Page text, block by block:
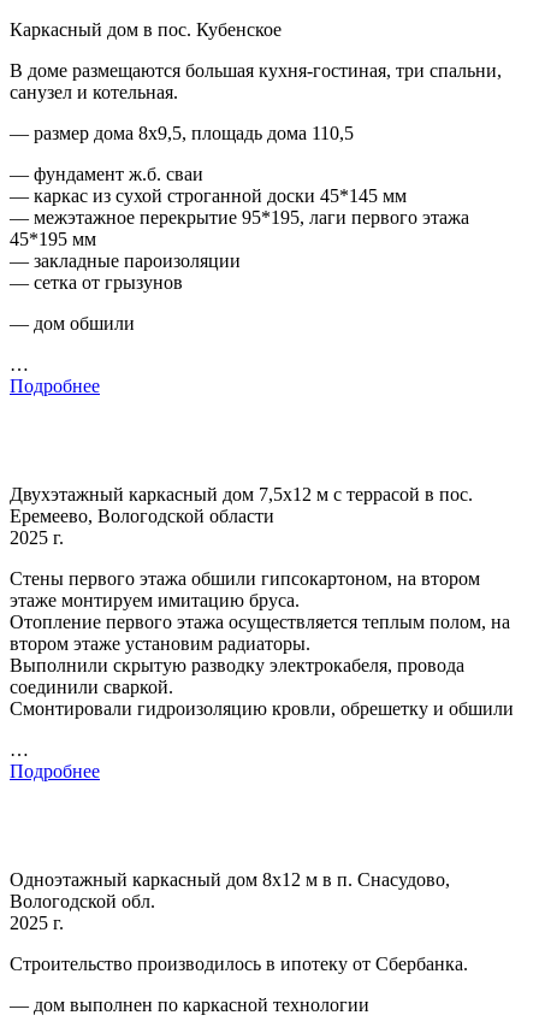
Каркасный дом в пос. Кубенское
В доме размещаются большая кухня-гостиная, три спальни,
санузел и котельная.
— размер дома 8х9,5, площадь дома 110,5
— фундамент ж.б. сваи
— каркас из сухой строганной доски 45*145 мм
— межэтажное перекрытие 95*195, лаги первого этажа
45*195 мм
— закладные пароизоляции
— сетка от грызунов
— дом обшили
…
Подробнее
Двухэтажный каркасный дом 7,5х12 м с террасой в пос.
Еремеево, Вологодской области
2025 г.
Стены первого этажа обшили гипсокартоном, на втором
этаже монтируем имитацию бруса.
Отопление первого этажа осуществляется теплым полом, на
втором этаже установим радиаторы.
Выполнили скрытую разводку электрокабеля, провода
соединили сваркой.
Смонтировали гидроизоляцию кровли, обрешетку и обшили
…
Подробнее
Одноэтажный каркасный дом 8х12 м в п. Снасудово,
Вологодской обл.
2025 г.
Строительство производилось в ипотеку от Сбербанка.
— дом выполнен по каркасной технологии